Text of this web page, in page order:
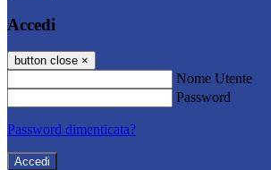
Accedi
button close ×
Nome Utente
Password
Password dimenticata?